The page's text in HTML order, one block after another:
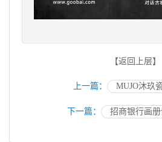
【返回上层】
上一篇： MUJO沐玖
下一篇： 招商银行画册